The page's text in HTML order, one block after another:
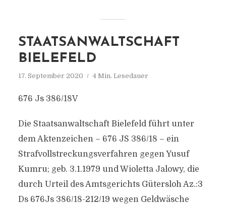
STAATSANWALTSCHAFT
BIELEFELD
17. September 2020 4 Min. Lesedauer
676 Js 386/18V
Die Staatsanwaltschaft Bielefeld führt unter
dem Aktenzeichen – 676 JS 386/18 – ein
Strafvollstreckungsverfahren gegen Yusuf
Kumru; geb. 3.1.1979 und Wioletta Jalowy, die
durch Urteil des Amtsgerichts Gütersloh Az.:3
Ds 676Js 386/18-212/19 wegen Geldwäsche